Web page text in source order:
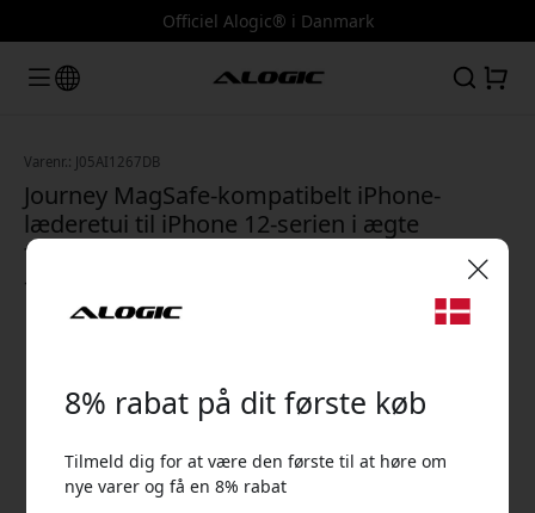
Officiel Alogic® i Danmark
Varenr.: J05AI1267DB
Journey MagSafe-kompatibelt iPhone-
læderetui til iPhone 12-serien i ægte
fuldnarvet læder med holdbar konstruktion
- Mørkebrun
8% rabat på dit første køb
Tilmeld dig for at være den første til at høre om
nye varer og få en 8% rabat
🎉 Din rabatkode: